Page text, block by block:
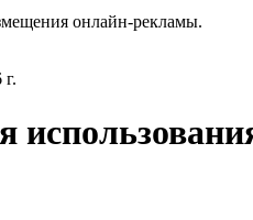
онлайн-рекламы.